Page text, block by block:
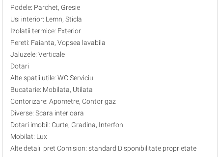
Podele: Parchet, Gresie
Usi interior: Lemn, Sticla
Izolatii termice: Exterior
Pereti: Faianta, Vopsea lavabila
Jaluzele: Verticale
Dotari
Alte spatii utile: WC Serviciu
Bucatarie: Mobilata, Utilata
Contorizare: Apometre, Contor gaz
Diverse: Scara interioara
Dotari imobil: Curte, Gradina, Interfon
Mobilat: Lux
Alte detalii pret Comision: standard Disponibilitate proprietate